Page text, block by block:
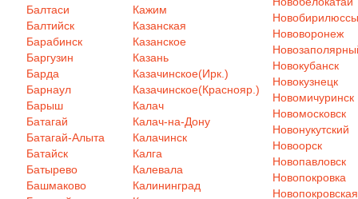
Балтаси
Балтийск
Барабинск
Баргузин
Барда
Барнаул
Барыш
Батагай
Батагай-Алыта
Батайск
Батырево
Башмаково
Кажим
Казанская
Казанское
Казань
Казачинское(Ирк.)
Казачинское(Краснояр.)
Калач
Калач-на-Дону
Калачинск
Калга
Калевала
Калининград
Новобирилюссы
Нововоронеж
Новокубанск
Новокузнецк
Новомичуринск
Новомосковск
Новонукутский
Новоорск
Новопавловск
Новопокровка
Новопокровская